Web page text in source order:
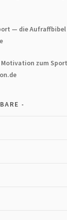
— die Aufraffbibel
Motivation zum Sport